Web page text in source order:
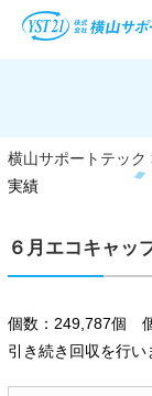
横山サポートテック
実績
６月エコキャッ
個数：249,787個
引き続き回収を行い